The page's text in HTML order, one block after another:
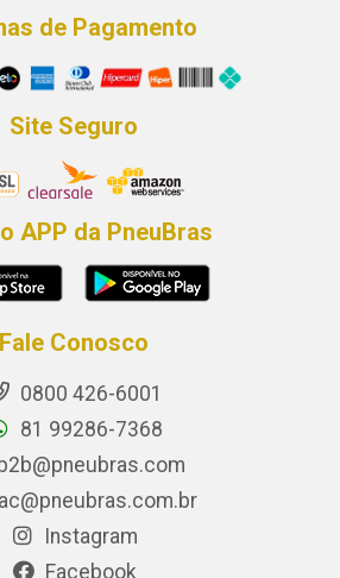
de Pagamento
Site Seguro
APP da PneuBras
Fale Conosco
0800 426-6001
81 99286-7368
b2b@pneubras.com
Instagram
Facebook